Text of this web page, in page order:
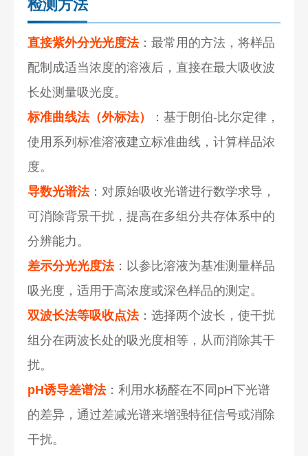
检测方法
直接紫外分光光度法：最常用的方法，将样品
配制成适当浓度的溶液后，直接在最大吸收波
长处测量吸光度。
标准曲线法（外标法）
：基于朗伯-比尔定律，
使用系列标准溶液建立标准曲线，计算样品浓
度。
导数光谱法：对原始吸收光谱进行数学求导，
可消除背景干扰，提高在多组分共存体系中的
分辨能力。
差示分光光度法：以参比溶液为基准测量样品
吸光度，适用于高浓度或深色样品的测定。
双波长法等吸收点法：选择两个波长，使干扰
组分在两波长处的吸光度相等，从而消除其干
扰。
pH诱导差谱法：利用水杨醛在不同pH下光谱
的差异，通过差减光谱来增强特征信号或消除
干扰。